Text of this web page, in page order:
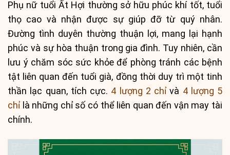
Phụ nữ tuổi Ất Hợi thường sở hữu phúc khí tốt, tuổi
thọ cao và nhận được sự giúp đỡ từ quý nhân.
Đường tình duyên thường thuận lợi, mang lại hạnh
phúc và sự hòa thuận trong gia đình. Tuy nhiên, cần
lưu ý chăm sóc sức khỏe để phòng tránh các bệnh
tật liên quan đến tuổi già, đồng thời duy trì một tinh
thần lạc quan, tích cực. 4 lượng 2 chỉ và 4 lượng 5
chỉ là những chỉ số có thể liên quan đến vận may tài
chính.